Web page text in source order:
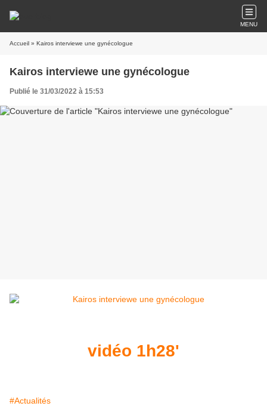
MENU
Accueil » Kairos interviewe une gynécologue
Kairos interviewe une gynécologue
Publié le 31/03/2022 à 15:53
vidéo 1h28'
#Actualités